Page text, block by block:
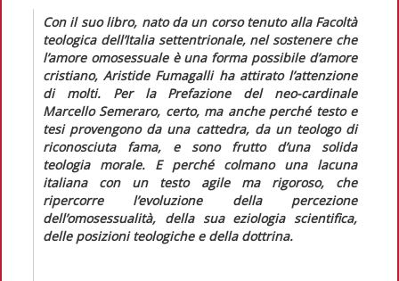
Con il suo libro, nato da un corso tenuto alla Facoltà
teologica dell’Italia settentrionale, nel sostenere che
l’amore omosessuale è una forma possibile d’amore
cristiano, Aristide Fumagalli ha attirato l’attenzione
di molti. Per la Prefazione del neo-cardinale
Marcello Semeraro, certo, ma anche perché testo e
tesi provengono da una cattedra, da un teologo di
riconosciuta fama, e sono frutto d’una solida
teologia morale. E perché colmano una lacuna
italiana con un testo agile ma rigoroso, che
ripercorre l’evoluzione della percezione
dell’omosessualità, della sua eziologia scientifica,
delle posizioni teologiche e della dottrina.